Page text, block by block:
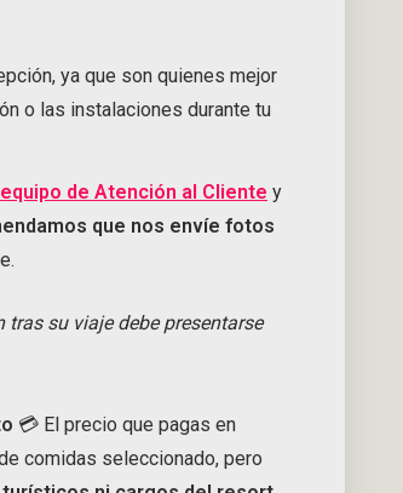
ya que son quienes mejor
o las instalaciones durante tu
equipo de Atención al Cliente y
que nos envíe fotos
su viaje debe presentarse
💳 El precio que pagas en
comidas seleccionado, pero